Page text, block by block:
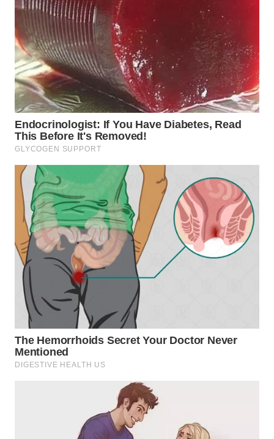
WN
SULUT
WN
MALUKU
WN
MALUT
WN
DAIRI
WN
DANAU
TOBA
WN
NIAS
LANGKAT
WN
TAPANULI
SELATAN